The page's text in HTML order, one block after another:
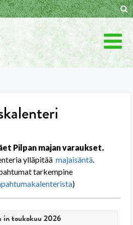
Pilpan majan varaukset.
ylläpitää majaisäntä.
tarkempine
)
in toukokuu 2026